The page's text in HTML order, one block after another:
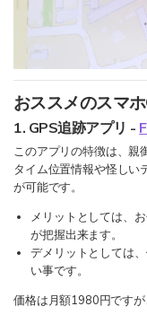
おススメのスマ
1. GPS追跡アプリ -
このアプリの特徴は、親
タイム位置情報や怪しい
が可能です。
メリットとしては、
が把握出来ます。
デメリットとしては
い事です。
価格は月額1980円ですが